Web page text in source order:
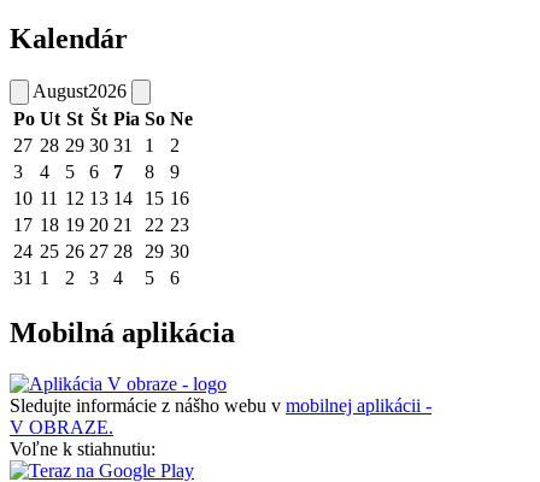
Kalendár
August2026
Po Ut St Št Pia So Ne
27 28 29 30 31 1
2
3
4 5 6 7 8
9
10 11 12 13 14 15 16
17 18 19 20 21 22 23
24 25 26 27 28 29 30
31 1 2 3 4 5 6
Mobilná aplikácia
Sledujte informácie z nášho webu v mobilnej aplikácii -
V OBRAZE.
Voľne k stiahnutiu: